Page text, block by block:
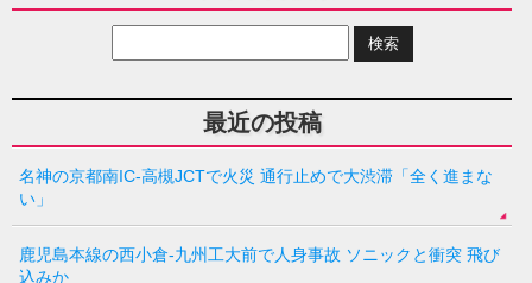
最近の投稿
名神の京都南IC-高槻JCTで火災 通行止めで大渋滞「全く進まな
い」
鹿児島本線の西小倉-九州工大前で人身事故 ソニックと衝突 飛び
込みか